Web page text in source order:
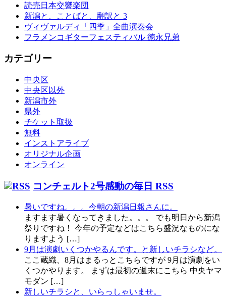
読売日本交響楽団
新潟と、ことばと、翻訳と 3
ヴィヴァルディ「四季」全曲演奏会
フラメンコギターフェスティバル 徳永兄弟
カテゴリー
中央区
中央区以外
新潟市外
県外
チケット取扱
無料
インストアライブ
オリジナル企画
オンライン
コンチェルト2号感動の毎日 RSS
暑いですね。。。今朝の新潟日報さんに。
ますます暑くなってきました。。。 でも明日から新潟
祭りですね！ 今年の予定などはこちら盛況なものにな
りますよう […]
9月は演劇いくつかやるんです。と新しいチラシなど。
ここ蔵織、8月はまるっとこちらですが 9月は演劇をい
くつかやります。 まずは最初の週末にこちら 中央ヤマ
モダン […]
新しいチラシと、いらっしゃいませ。